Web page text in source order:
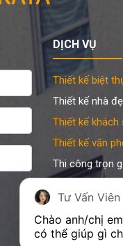
DỊCH VỤ
Thiết kế biệt
Thiết kế nhà
Thiết kế khách
Thiết kế văn
Thi công trọn
Hồ sơ xin phép
➌ Hỗ trợ
Tư Vấn Viên
Chào anh/chị
có thể giúp gì